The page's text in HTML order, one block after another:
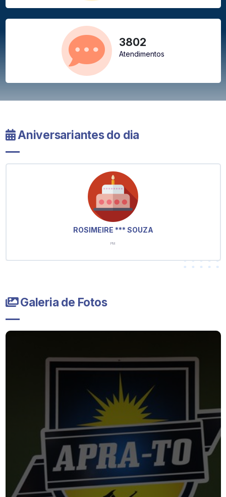
3802
Atendimentos
Aniversariantes do dia
ROSIMEIRE *** SOUZA
PM
Galeria de Fotos